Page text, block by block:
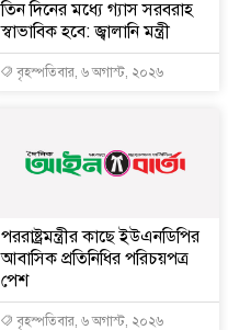
তিন দিনের মধ্যে গ্যাস সরবরাহ
স্বাভাবিক হবে: জ্বালানি মন্ত্রী
বৃহস্পতিবার, ৬ অগাস্ট, ২০২৬
পররাষ্ট্রমন্ত্রীর কা‌ছে ইউএনডিপির
আবাসিক প্রতিনিধির পরিচয়পত্র
পেশ
বৃহস্পতিবার, ৬ অগাস্ট, ২০২৬